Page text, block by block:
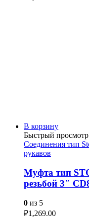
В корзину
Быстрый просмотр
Соединения тип
рукавов
Муфта тип
резьбой 3″
0 из 5
₽1,269.00